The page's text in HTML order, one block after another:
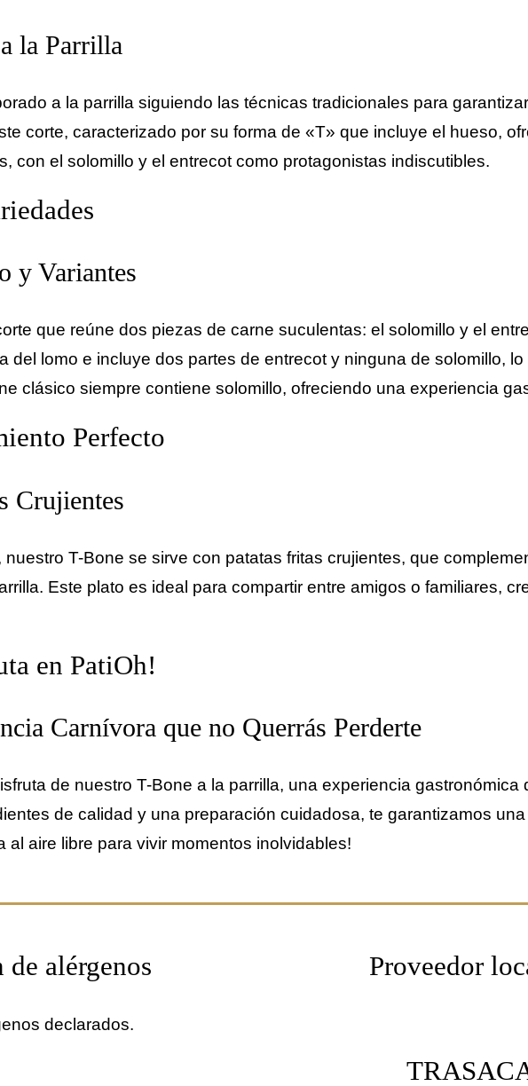
la Parrilla
a la parrilla siguiendo las técnicas tradicionales para
corte, caracterizado por su forma de «T» que incluye el hueso,
con el solomillo y el entrecot como protagonistas indiscutibles.
y Variantes
que reúne dos piezas de carne suculentas: el solomillo y el
del lomo e incluye dos partes de entrecot y ninguna de solomillo,
clásico siempre contiene solomillo, ofreciendo una experiencia
Perfecto
Crujientes
nuestro T-Bone se sirve con patatas fritas crujientes, que
Este plato es ideal para compartir entre amigos o familiares,
en PatiOh!
Carnívora que no Querrás Perderte
de nuestro T-Bone a la parrilla, una experiencia
de calidad y una preparación cuidadosa, te garantizamos
al aire libre para vivir momentos inolvidables!
alérgenos
declarados.
Proveedor